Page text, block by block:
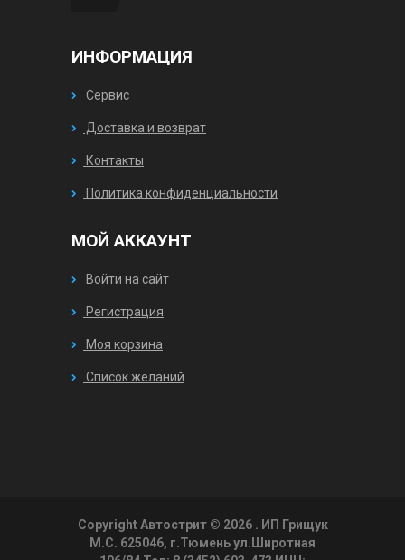
ИНФОРМАЦИЯ
Сервис
Доставка и возврат
Контакты
Политика конфиденциальности
МОЙ АККАУНТ
Войти на сайт
Регистрация
Моя корзина
Список желаний
Copyright Автострит © 2026 . ИП Грищук
М.С. 625046, г.Тюмень ул.Широтная